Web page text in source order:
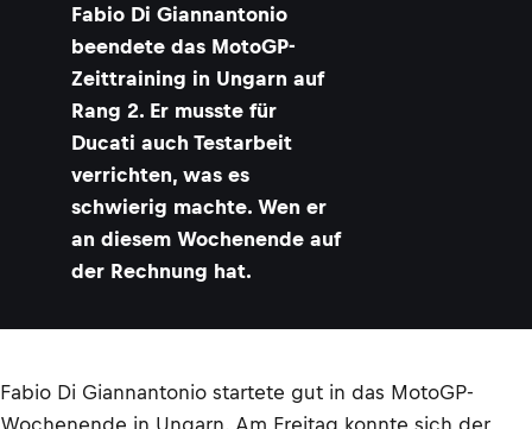
Fabio Di Giannantonio
beendete das MotoGP-
Zeittraining in Ungarn auf
Rang 2. Er musste für
Ducati auch Testarbeit
verrichten, was es
schwierig machte. Wen er
an diesem Wochenende auf
der Rechnung hat.
Fabio Di Giannantonio startete gut in das MotoGP-
Wochenende in Ungarn. Am Freitag konnte sich der